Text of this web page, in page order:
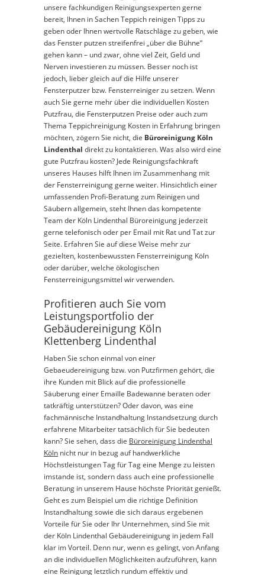
unsere fachkundigen Reinigungsexperten gerne
bereit, Ihnen in Sachen Teppich reinigen Tipps zu
geben oder Ihnen wertvolle Ratschläge zu geben, wie
das Fenster putzen streifenfrei „über die Bühne“
gehen kann – und zwar, ohne viel Zeit, Geld und
Nerven investieren zu müssen. Besser noch ist
jedoch, lieber gleich auf die Hilfe unserer
Fensterputzer bzw. Fensterreiniger zu setzen. Wenn
auch Sie gerne mehr über die individuellen Kosten
Putzfrau, die Fensterputzen Preise oder auch zum
Thema Teppichreinigung Kosten in Erfahrung bringen
möchten, zögern Sie nicht, die Büroreinigung Köln
Lindenthal direkt zu kontaktieren. Was also wird eine
gute Putzfrau kosten? Jede Reinigungsfachkraft
unseres Hauses hilft Ihnen im Zusammenhang mit
der Fensterreinigung gerne weiter. Hinsichtlich einer
umfassenden Profi-Beratung zum Reinigen und
Säubern allgemein, steht Ihnen das kompetente
Team der Köln Lindenthal Büroreinigung jederzeit
gerne telefonisch oder per Email mit Rat und Tat zur
Seite. Erfahren Sie auf diese Weise mehr zur
gezielten, kostenbewussten Fensterreinigung Köln
oder darüber, welche ökologischen
Fensterreinigungsmittel wir verwenden.
Profitieren auch Sie vom
Leistungsportfolio der
Gebäudereinigung Köln
Klettenberg Lindenthal
Haben Sie schon einmal von einer
Gebaeudereinigung bzw. von Putzfirmen gehört, die
ihre Kunden mit Blick auf die professionelle
Säuberung einer Emaille Badewanne beraten oder
tatkräftig unterstützen? Oder davon, was eine
fachmännische Instandhaltung Instandsetzung durch
erfahrene Mitarbeiter tatsächlich für Sie bedeuten
kann? Sie sehen, dass die Büroreinigung Lindenthal
Köln nicht nur in bezug auf handwerkliche
Höchstleistungen Tag für Tag eine Menge zu leisten
imstande ist, sondern dass auch eine professionelle
Beratung in unserem Hause höchste Priorität genießt.
Geht es zum Beispiel um die richtige Definition
Instandhaltung sowie die sich daraus ergebenen
Vorteile für Sie oder Ihr Unternehmen, sind Sie mit
der Köln Lindenthal Gebäudereinigung in jedem Fall
klar im Vorteil. Denn nur, wenn es gelingt, von Anfang
an die individuellen Möglichkeiten aufzuführen, kann
eine Reinigung letztlich rundum effektiv und